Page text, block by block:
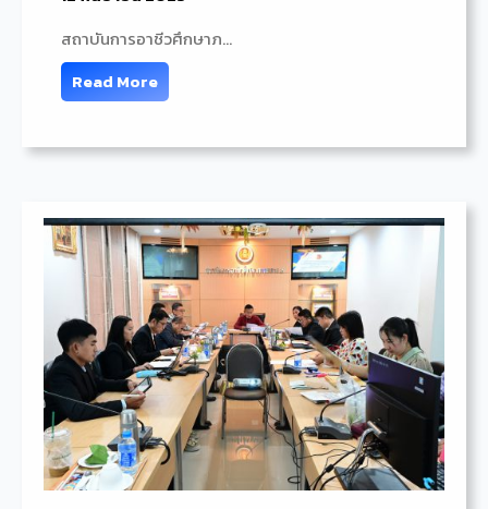
สถาบันการอาชีวศึกษาภ…
Read More